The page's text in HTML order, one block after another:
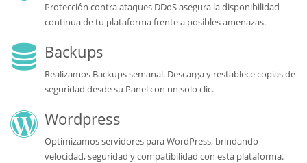
Protección contra ataques DDoS asegura la disponibilidad
continua de tu plataforma frente a posibles amenazas.
Backups
Realizamos Backups semanal. Descarga y restablece copias de
seguridad desde su Panel con un solo clic.
Wordpress
Optimizamos servidores para WordPress, brindando
velocidad, seguridad y compatibilidad con esta plataforma.